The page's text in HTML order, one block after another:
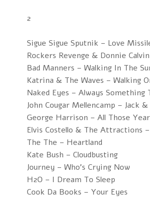
2
Sigue Sigue Sputnik – Love
Rockers Revenge & Donnie
Bad Manners – Walking In The
Katrina & The Waves – Walking
Naked Eyes – Always
John Cougar Mellencamp – Jack
George Harrison – All Those
Elvis Costello & The Attractions
The The – Heartland
Kate Bush – Cloudbusting
Journey – Who's Crying Now
H2O – I Dream To Sleep
Cook Da Books – Your Eyes